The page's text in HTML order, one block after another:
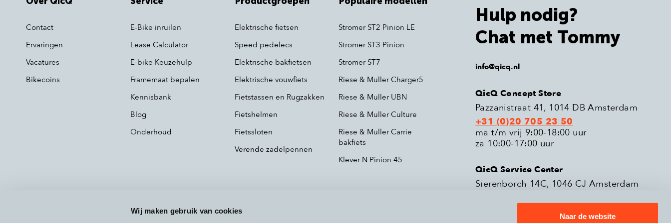
Wij maken gebruik van cookies
Naar de website
Contact
Ervaringen
Vacatures
Bikecoins
E-Bike inruilen
Lease Calculator
E-bike Keuzehulp
Framemaat bepalen
Kennisbank
Blog
Onderhoud
Elektrische fietsen
Speed pedelecs
Elektrische bakfietsen
Elektrische vouwfiets
Fietstassen en Rugzakken
Fietshelmen
Fietssloten
Verende zadelpennen
Stromer ST2 Pinion LE
Stromer ST3 Pinion
Stromer ST7
Riese & Muller Charger5
Riese & Muller UBN
Riese & Muller Culture
Riese & Muller Carrie
bakfiets
Klever N Pinion 45
Hulp nodig?
Chat met Tommy
info@qicq.nl
QicQ Concept Store
Pazzanistraat 41, 1014 DB Amsterdam
+31 (0)20 705 23 50
ma t/m vrij 9:00-18:00 uur
za 10:00-17:00 uur
QicQ Service Center
Sierenborch 14C, 1046 CJ Amsterdam